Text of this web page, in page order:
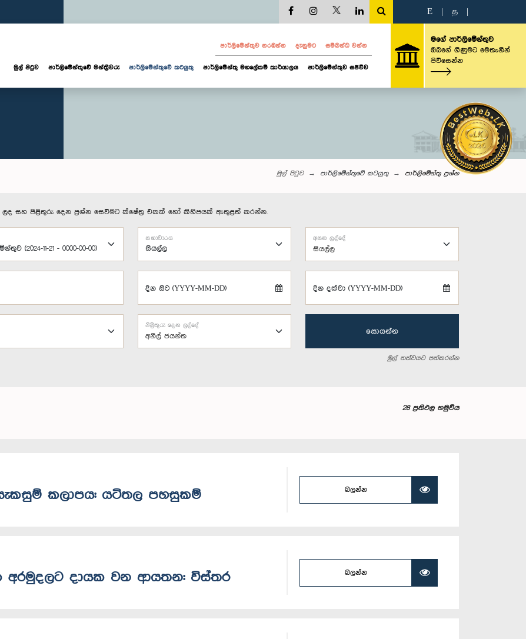
E த
පාර්ලි‌මේන්තුව නරඹන්න දැනුමට සම්බන්ධ වන්න
මුල් පිටුව පාර්ලි‌මේන්තුවේ මන්ත්‍රීවරු පාර්ලිමේන්තුවේ කටයුතු පාර්ලිමේන්තු මහලේකම් කාර්යාලය පාර්ලිමේන්තුව සජීවීව
මගේ පාර්ලිමේන්තුව
ඔබගේ ගිණුමට මෙතැනින්
පිවිසෙන්න
මුල් පිටුව පාර්ලිමේන්තුවේ කටයුතු පාර්ලි‌මේන්තු‌ ප්‍රශ්න
ලද සහ පිළිතුරු දෙන ප්‍රශ්න සෙවීමට ක්ෂේත්‍ර එකක් හෝ කිහිපයක් ඇතුළත් කරන්න.
සභාවාරය
සියල්ල
අසන ලද්දේ
දින සිට (YYYY-MM-DD) දින දක්වා (YYYY-MM-DD)
අනිල් ජයන්ත
පිළිතුරු දෙන ලද්දේ
සොයන්න
මුල් තත්වයට පත්කරන්න
28 ප්‍රතිඵල හමුවිය
සැකසුම් කලාපය: යටිතල පහසුකම් බලන්න
අරමුදලට දායක වන ආයතන: විස්තර බලන්න